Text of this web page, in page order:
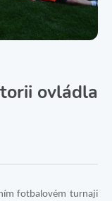
ovládla
fotbalovém turnaji